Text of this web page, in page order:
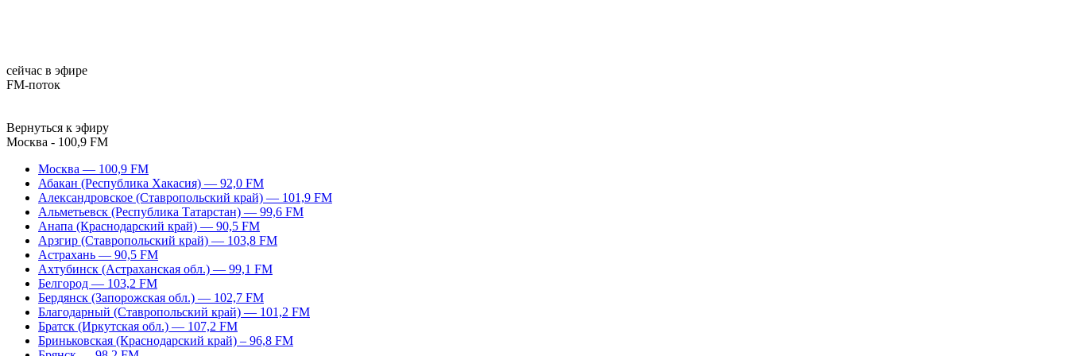
сейчас в эфире
FM-поток
Вернуться к эфиру
Москва - 100,9 FM
Москва — 100,9 FM
Абакан (Республика Хакасия) — 92,0 FM
Александровское (Ставропольский край) — 101,9 FM
Альметьевск (Республика Татарстан) — 99,6 FM
Анапа (Краснодарский край) — 90,5 FM
Арзгир (Ставропольский край) — 103,8 FM
Астрахань — 90,5 FM
Ахтубинск (Астраханская обл.) — 99,1 FM
Белгород — 103,2 FM
Бердянск (Запорожская обл.) — 102,7 FM
Благодарный (Ставропольский край) — 101,2 FM
Братск (Иркутская обл.) — 107,2 FM
Бриньковская (Краснодарский край) – 96,8 FM